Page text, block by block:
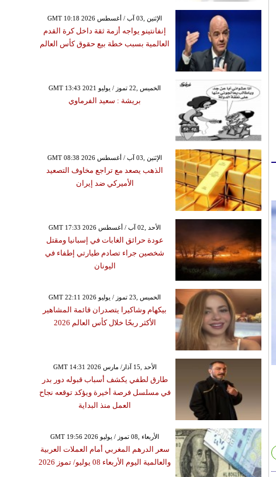
GMT 10:18 2026 الإثنين ,03 آب / أغسطس
إنفانتينو يواجه أزمة ثقة داخل كرة القدم
العالمية بسبب خطة بيع حقوق كأس العالم
GMT 13:43 2021 الخميس ,22 تموز / يوليو
بريشة : سعيد الفرماوي
GMT 08:38 2026 الإثنين ,03 آب / أغسطس
الذهب يصعد مع تراجع مخاوف التصعيد
الأميركي ضد إيران
GMT 17:33 2026 الأحد ,02 آب / أغسطس
عودة حرائق الغابات في إسبانيا ومقتل
شخصين جراء تصادم طيارتي إطفاء في
اليونان
GMT 22:11 2026 الخميس ,23 تموز / يوليو
بيكهام وشاكيرا يتصدران قائمة المشاهير
الأكثر ربحًا خلال كأس العالم 2026
GMT 14:31 2026 الأحد ,15 آذار/ مارس
طارق لطفي يكشف أسباب قبوله دور بدر
في مسلسل فرصة أخيرة ويؤكد توقعه نجاح
العمل منذ البداية
GMT 19:56 2026 الأربعاء ,08 تموز / يوليو
سعر الدرهم المغربي أمام العملات العربية
والعالمية اليوم الأربعاء 08 يوليو/ تموز 2026